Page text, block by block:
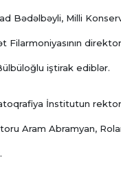
Bədəlbəyli, Milli
iştirak ediblər.
İnstitutun
Aram Abramyan,